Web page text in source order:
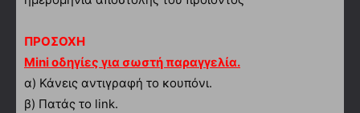
ΠΡΟΣΟΧΗ
Mini οδηγίες για σωστή παραγγελία.
α) Κάνεις αντιγραφή το κουπόνι.
β) Πατάς το link.